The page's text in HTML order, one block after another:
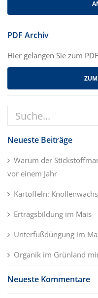
PDF Archiv
Hier gelangen Sie zum
Neueste Beiträge
Warum der
vor einem Jahr
Kartoffeln:
Ertragsbildung im Mais
Unterfußdüngung im
Organik im Grünland
Neueste Kommentare